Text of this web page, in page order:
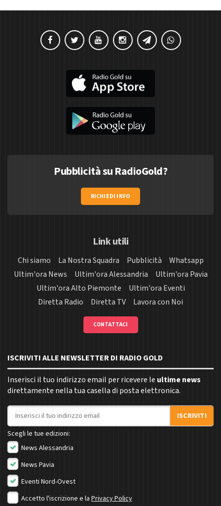
Pubblicità su RadioGold?
RICHIEDI INFO
Link utili
Chi siamo La Nostra Squadra Pubblicità
Whatsapp
Ultim'ora News
Ultim'ora Alessandria
Ultim'ora Pavia
Ultim'ora Alto Piemonte
Ultim'ora Eventi
Diretta Radio
Diretta TV Lavora con Noi
CONTATTACI
ISCRIVITI ALLE NEWSLETTER DI RADIO GOLD
Inserisci il tuo indirizzo email per ricevere le ultime news
direttamente nella tua casella di posta elettronica.
Indirizzo email
ISCRIVITI
Scegli le tue edizioni:
News Alessandria
News Pavia
Eventi Nord-Ovest
Accetto l'iscrizione e la Privacy Policy